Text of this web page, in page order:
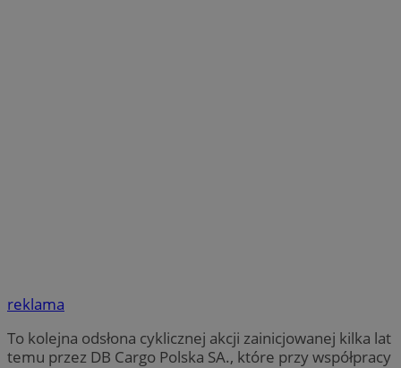
reklama
To kolejna odsłona cyklicznej akcji zainicjowanej kilka lat
temu przez DB Cargo Polska SA., które przy współpracy